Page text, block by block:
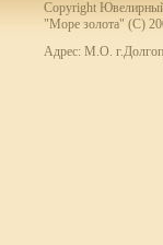
Copyright
"Море золота" (C)
Адрес: М.О.